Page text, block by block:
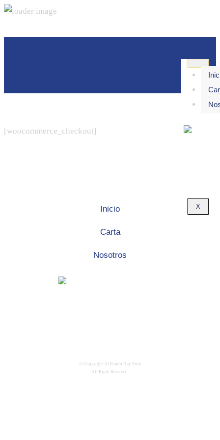
X
[woocommerce_checkout]
Inicio
Carta
Nosotros
© Copyright Al Fondo Hay Sitio
All Right Reserved.